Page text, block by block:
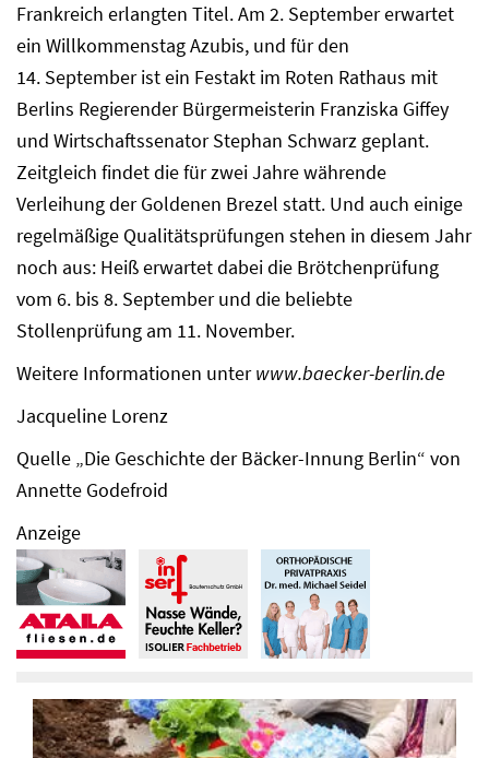
Frankreich erlangten Titel. Am 2. September erwartet
ein Willkommenstag Azubis, und für den
14. September ist ein Festakt im Roten Rathaus mit
Berlins Regierender Bürgermeisterin Franziska Giffey
und Wirtschaftssenator Stephan Schwarz geplant.
Zeitgleich findet die für zwei Jahre währende
Verleihung der Goldenen Brezel statt. Und auch einige
regelmäßige Qualitätsprüfungen stehen in diesem Jahr
noch aus: Heiß erwartet dabei die Brötchenprüfung
vom 6. bis 8. September und die beliebte
Stollenprüfung am 11. November.
Weitere Informationen unterwww.baecker-berlin.de
Jacqueline Lorenz
Quelle „Die Geschichte der Bäcker-Innung Berlin“ von
Annette Godefroid
Anzeige